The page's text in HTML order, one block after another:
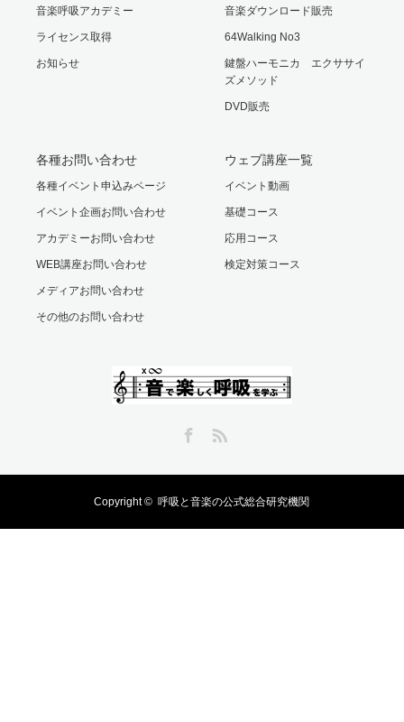
音楽呼吸アカデミー
ライセンス取得
お知らせ
音楽ダウンロード販売
64Walking No3
鍵盤ハーモニカ エクササイ
ズメソッド
DVD販売
各種お問い合わせ
各種イベント申込みページ
イベント企画お問い合わせ
アカデミーお問い合わせ
WEB講座お問い合わせ
メディアお問い合わせ
その他のお問い合わせ
ウェブ講座一覧
イベント動画
基礎コース
応用コース
検定対策コース
Copyright ©呼吸と音楽の公式総合研究機関